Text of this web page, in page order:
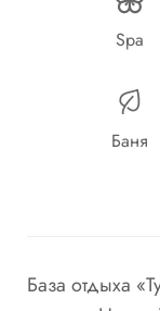
Spa
Баня
База отдыха